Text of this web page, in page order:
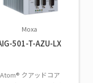
Moxa
501-T-AZU-LX
クアッドコア